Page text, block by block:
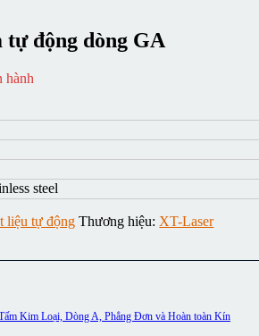
động dòng GA
hành
steel
liệu tự động Thương hiệu: XT-Laser